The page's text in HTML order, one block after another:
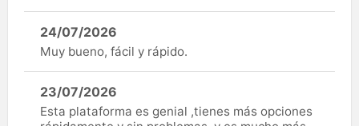
24/07/2026
Muy bueno, fácil y rápido.
23/07/2026
Esta plataforma es genial ,tienes más opciones